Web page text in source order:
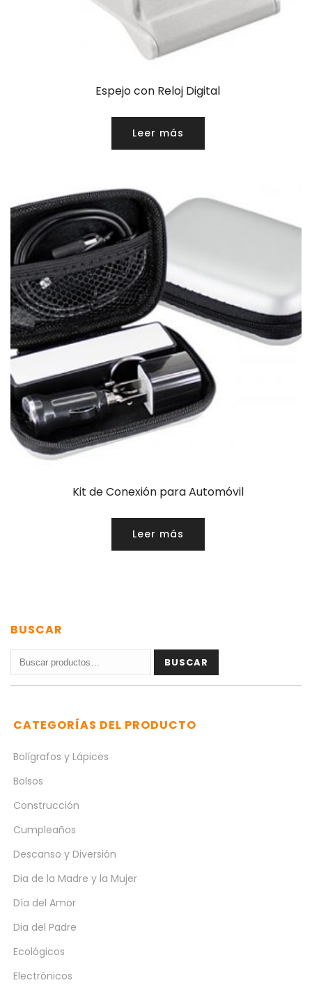
Espejo con Reloj Digital
Leer más
Kit de Conexión para Automóvil
Leer más
BUSCAR
Buscar
por:
BUSCAR
CATEGORÍAS DEL PRODUCTO
Bolígrafos y Lápices
Bolsos
Construcción
Cumpleaños
Descanso y Diversión
Dia de la Madre y la Mujer
Día del Amor
Dia del Padre
Ecológicos
Electrónicos